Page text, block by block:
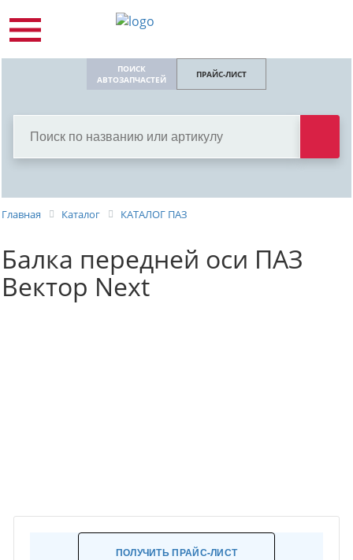
ПОИСК
АВТОЗАПЧАСТЕЙ
ПРАЙС-ЛИСТ
Главная Каталог КАТАЛОГ ПАЗ
Балка передней оси ПАЗ
Вектор Next
ПОЛУЧИТЬ ПРАЙС-ЛИСТ